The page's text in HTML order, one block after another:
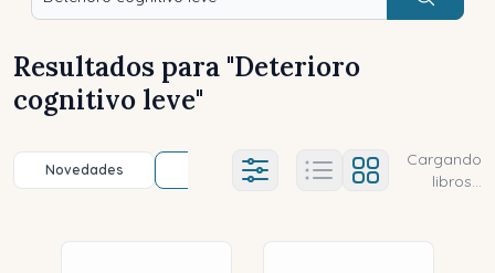
Buscar
Resultados para "Deterioro
cognitivo leve"
Novedades Título (a-z) Título (z-a)
Ajustes abierto
Cargando
libros...